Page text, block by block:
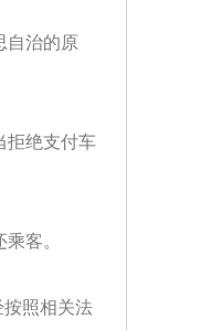
自治的原
拒绝支付车
客。
照相关法